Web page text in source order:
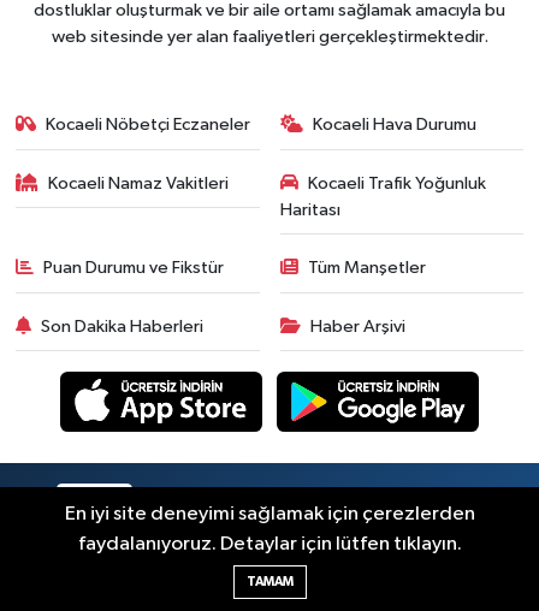
dostluklar oluşturmak ve bir aile ortamı sağlamak amacıyla bu
web sitesinde yer alan faaliyetleri gerçekleştirmektedir.
Kocaeli Nöbetçi Eczaneler Kocaeli Hava Durumu
Kocaeli Namaz Vakitleri
Kocaeli Trafik Yoğunluk
Haritası
Puan Durumu ve Fikstür Tüm Manşetler
Son Dakika Haberleri Haber Arşivi
Haber Yazılımı:
En iyi site deneyimi sağlamak için çerezlerden
faydalanıyoruz. Detaylar için lütfen tıklayın.
TAMAM